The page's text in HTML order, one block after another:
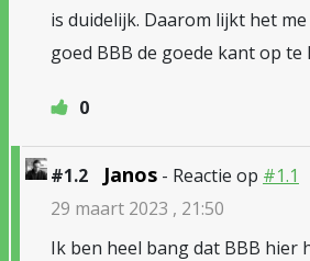
is duidelijk. Daarom lijkt het
goed BBB de goede kant op te
0
#1.2 Janos - Reactie op #1.1
29 maart 2023 , 21:50
Ik ben heel bang dat BBB hier